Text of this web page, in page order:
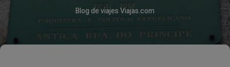
Blog de viajes Viajas.com